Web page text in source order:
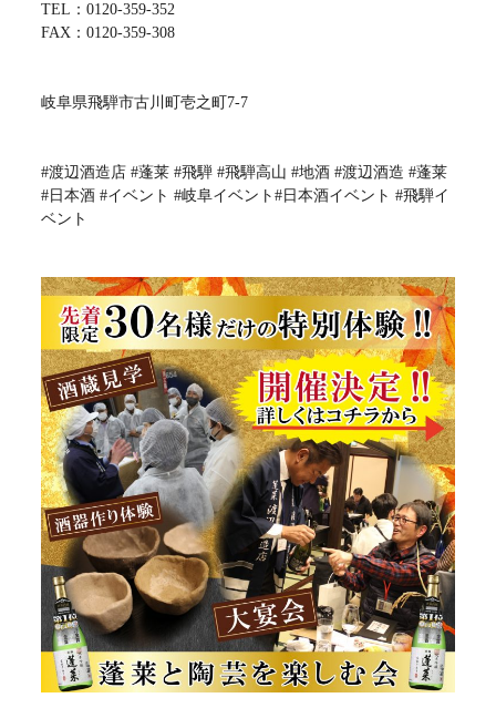
TEL：0120-359-352
FAX：0120-359-308
岐阜県飛騨市古川町壱之町7-7
#渡辺酒造店 #蓬莱 #飛騨 #飛騨高山 #地酒 #渡辺酒造 #蓬莱
#日本酒 #イベント #岐阜イベント#日本酒イベント #飛騨イ
ベント